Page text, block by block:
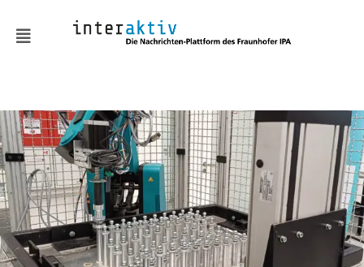
Automatisierung &
Robotik
Batterie & Wasserstoff
Digitalisierung